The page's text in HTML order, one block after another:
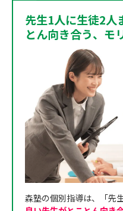
先生1人に生徒2人
とん向き合う、モ
森塾の個別指導は、「先